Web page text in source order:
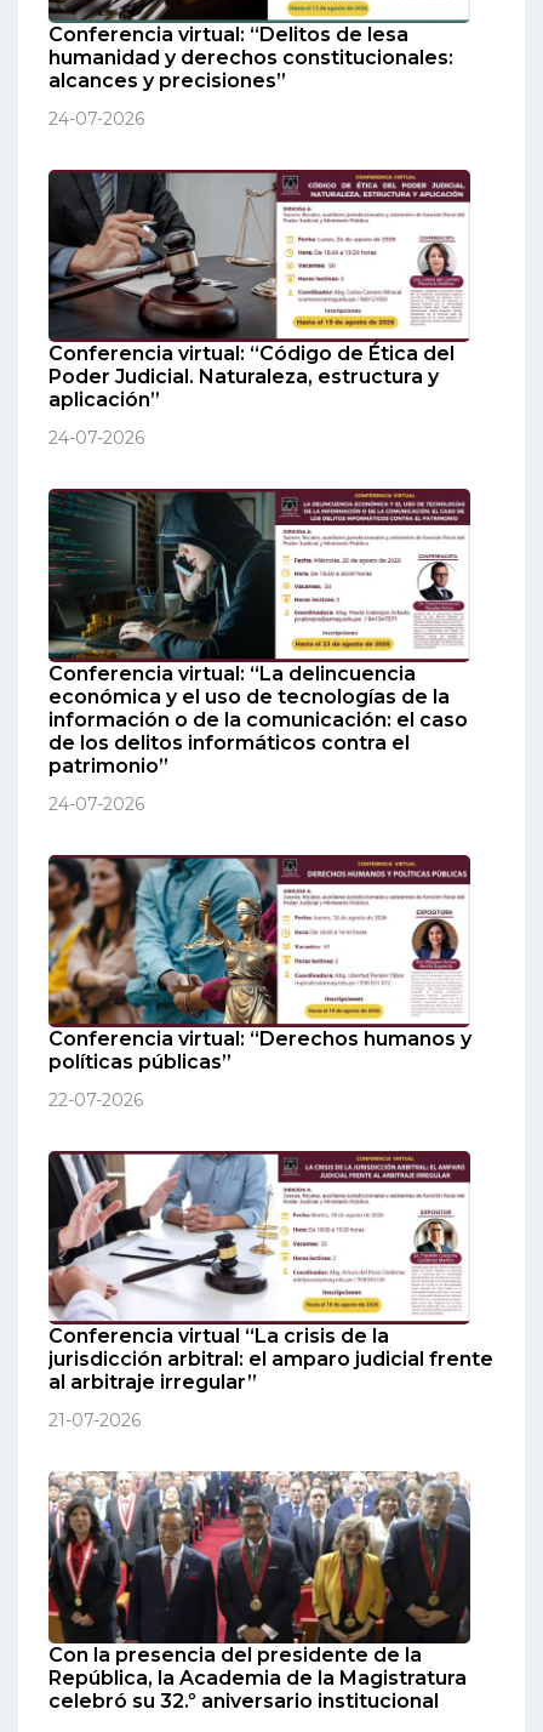
Conferencia virtual: “Delitos de lesa
humanidad y derechos constitucionales:
alcances y precisiones”
24-07-2026
Conferencia virtual: “Código de Ética del
Poder Judicial. Naturaleza, estructura y
aplicación”
24-07-2026
Conferencia virtual: “La delincuencia
económica y el uso de tecnologías de la
información o de la comunicación: el caso
de los delitos informáticos contra el
patrimonio”
24-07-2026
Conferencia virtual: “Derechos humanos y
políticas públicas”
22-07-2026
Conferencia virtual “La crisis de la
jurisdicción arbitral: el amparo judicial frente
al arbitraje irregular”
21-07-2026
Con la presencia del presidente de la
República, la Academia de la Magistratura
celebró su 32.º aniversario institucional